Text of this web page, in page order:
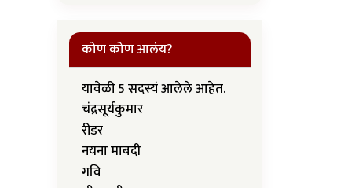
कोण कोण आलंय?
यावेळी 5 सदस्यं आलेले आहेत.
चंद्रसूर्यकुमार
रीडर
नयना माबदी
गवि